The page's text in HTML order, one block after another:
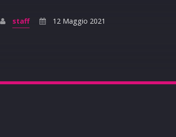
staff 12 Maggio 2021